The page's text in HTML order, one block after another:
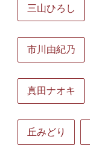
三山ひろし
市川由紀乃
真田ナオキ
丘みどり